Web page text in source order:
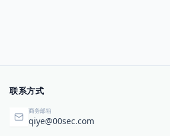
联系方式
商务邮箱
qiye@00sec.com